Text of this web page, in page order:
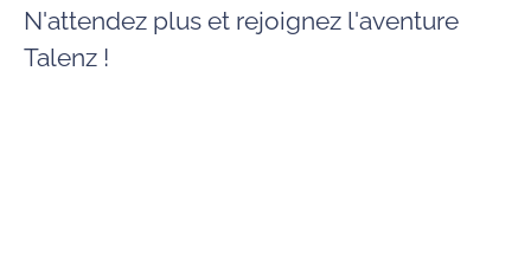
N'attendez plus et rejoignez l'aventure
Talenz !